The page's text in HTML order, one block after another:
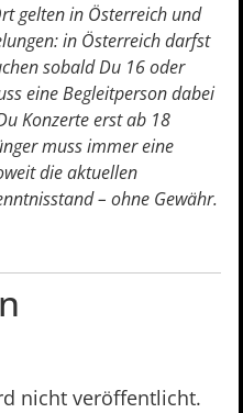
gelten in Österreich und
in Österreich darfst
sobald Du 16 oder
eine Begleitperson dabei
Konzerte erst ab 18
muss immer eine
die aktuellen
– ohne Gewähr.
nicht veröffentlicht.